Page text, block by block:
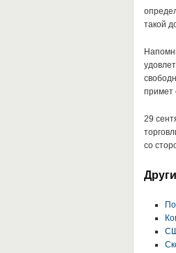
такой
примет
29
со